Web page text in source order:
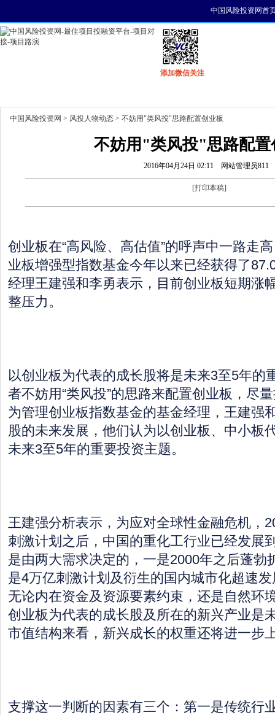
中国风险投资网首
添加微信关注
中国风险投资网 > 风投人物动态 > 不妨用"类风投"思路配置创业板
不妨用"类风投"思路配置
2016年04月24日 02:11 网站管理员811
[打印本稿]
创业板在“高风险、高估值”的呼声中一路走
业板增强型指数基金今年以来已经获得了
经理王建强和李勇表示，目前创业板短期涨
整压力。
以创业板为代表的成长股将是未来3至5年的
者不妨用“类风投”的思路来配置创业板，尽
为管理创业板指数基金的基金经理，王建强
股的未来发展，他们认为以创业板、中小板
未来3至5年的重要投资主题。
王建强分析表示，为应对全球性金融危机，
刺激计划之后，中国的重化工行业已经发展
是由两大需求决定的，一是2000年之后蓬勃
是4万亿刺激计划及衍生的国内城市化超速
无论内在资金及资源要素约束，还是自然环
创业板为代表的成长股及所在的新兴产业是
市值结构来看，新兴成长的权重还将进一步
支撑这一判断的因素有三个：第一是传统行